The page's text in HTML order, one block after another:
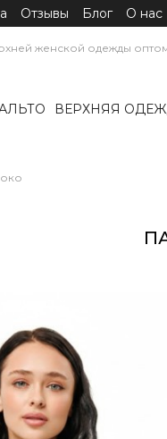
Отзывы Блог О нас
женской одежды
ВЕРХНЯЯ